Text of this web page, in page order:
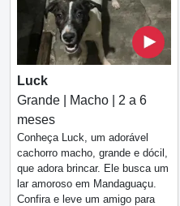
Luck
Grande | Macho | 2 a 6
meses
Conheça Luck, um adorável
cachorro macho, grande e dócil,
que adora brincar. Ele busca um
lar amoroso em Mandaguaçu.
Confira e leve um amigo para